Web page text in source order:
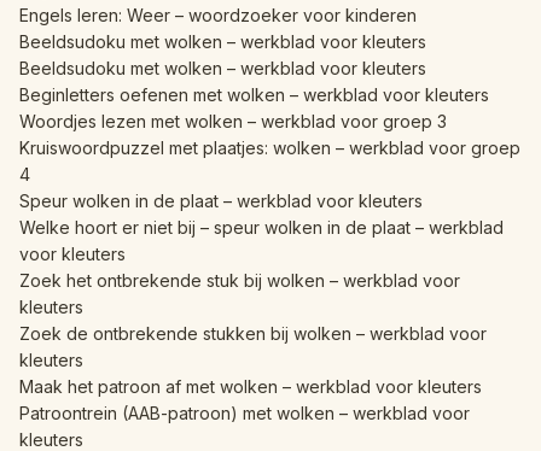
Engels leren: Weer – woordzoeker voor kinderen
Beeldsudoku met wolken – werkblad voor kleuters
Beeldsudoku met wolken – werkblad voor kleuters
Beginletters oefenen met wolken – werkblad voor kleuters
Woordjes lezen met wolken – werkblad voor groep 3
Kruiswoordpuzzel met plaatjes: wolken – werkblad voor groep
4
Speur wolken in de plaat – werkblad voor kleuters
Welke hoort er niet bij – speur wolken in de plaat – werkblad
voor kleuters
Zoek het ontbrekende stuk bij wolken – werkblad voor
kleuters
Zoek de ontbrekende stukken bij wolken – werkblad voor
kleuters
Maak het patroon af met wolken – werkblad voor kleuters
Patroontrein (AAB-patroon) met wolken – werkblad voor
kleuters